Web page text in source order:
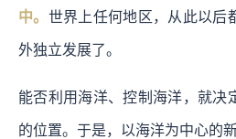
中。 世界上任何地区，从此以后
外独立发展了。
能否利用海洋、控制海洋，就决
的位置。于是，以海洋为中心的